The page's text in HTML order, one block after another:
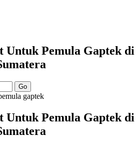
Untuk Pemula Gaptek di
Go
Untuk Pemula Gaptek di